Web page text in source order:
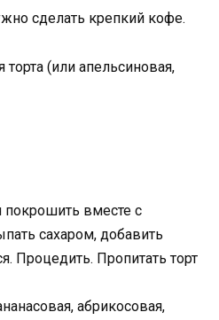
сделать крепкий кофе.
торта (или апельсиновая,
покрошить вместе с
сахаром, добавить
Процедить. Пропитать торт
абрикосовая,